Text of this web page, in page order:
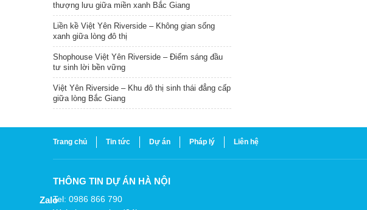
thượng lưu giữa miền xanh Bắc Giang
Liền kề Việt Yên Riverside – Không gian sống
xanh giữa lòng đô thị
Shophouse Việt Yên Riverside – Điểm sáng đầu
tư sinh lời bền vững
Việt Yên Riverside – Khu đô thị sinh thái đẳng cấp
giữa lòng Bắc Giang
Trang chủ Tin tức Dự án Pháp lý Liên hệ
THÔNG TIN DỰ ÁN HÀ NỘI
Tel: 0986 866 790
Zalo